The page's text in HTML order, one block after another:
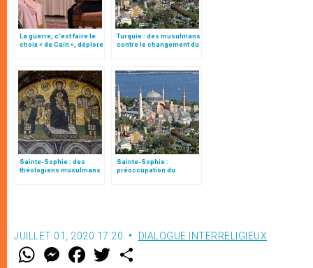
La guerre, c’est faire le
choix « de Caïn », déplore
Turquie : des musulmans
contre le changement du
Sainte-Sophie : des
théologiens musulmans
Sainte-Sophie :
préoccupation du
JUILLET 01, 2020 17:20 DIALOGUE INTERRELIGIEUX
W M
e
F
a w